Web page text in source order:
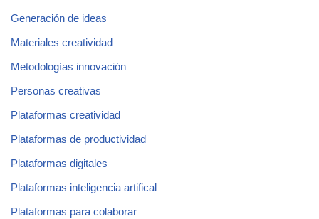
Generación de ideas
Materiales creatividad
Metodologías innovación
Personas creativas
Plataformas creatividad
Plataformas de productividad
Plataformas digitales
Plataformas inteligencia artifical
Plataformas para colaborar